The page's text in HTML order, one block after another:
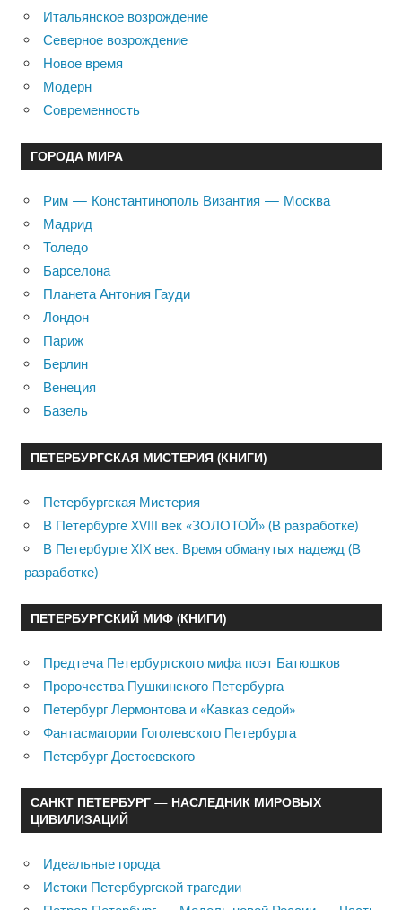
Итальянское возрождение
Северное возрождение
Новое время
Модерн
Современность
ГОРОДА МИРА
Рим — Константинополь Византия — Москва
Мадрид
Толедо
Барселона
Планета Антония Гауди
Лондон
Париж
Берлин
Венеция
Базель
ПЕТЕРБУРГСКАЯ МИСТЕРИЯ (КНИГИ)
Петербургская Мистерия
В Петербурге XVIII век «ЗОЛОТОЙ» (В разработке)
В Петербурге XIX век. Время обманутых надежд (В
разработке)
ПЕТЕРБУРГСКИЙ МИФ (КНИГИ)
Предтеча Петербургского мифа поэт Батюшков
Пророчества Пушкинского Петербурга
Петербург Лермонтова и «Кавказ седой»
Фантасмагории Гоголевского Петербурга
Петербург Достоевского
САНКТ ПЕТЕРБУРГ — НАСЛЕДНИК МИРОВЫХ
ЦИВИЛИЗАЦИЙ
Идеальные города
Истоки Петербургской трагедии